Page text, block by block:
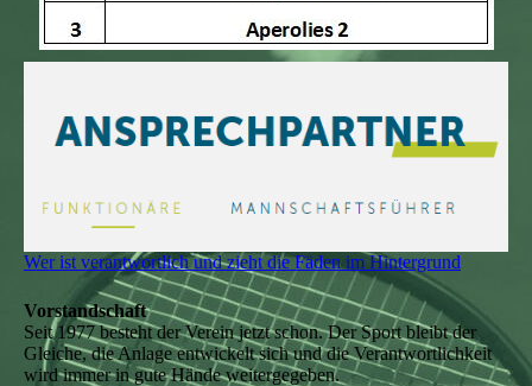
Wer ist verantwortlich und zieht die Fäden im Hintergrund
Vorstandschaft
Seit 1977 besteht der Verein jetzt schon. Der Sport bleibt der
Gleiche, die Anlage entwickelt sich und die Verantwortlichkeit
wird immer in gute Hände weitergegeben.